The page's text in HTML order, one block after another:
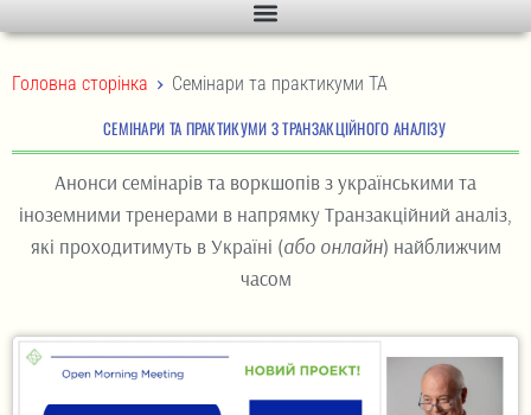
Головна сторінка > Семінари та практикуми ТА
СЕМІНАРИ ТА ПРАКТИКУМИ З ТРАНЗАКЦІЙНОГО АНАЛІЗУ
Анонси семінарів та воркшопів з українськими та
іноземними тренерами в напрямку Транзакційний аналіз,
які проходитимуть в Україні (або онлайн) найближчим
часом